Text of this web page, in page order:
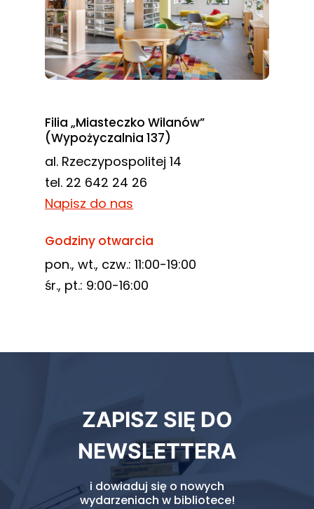
Filia „Miasteczko Wilanów”
(Wypożyczalnia 137)
al. Rzeczypospolitej 14
tel. 22 642 24 26
Napisz do nas
Godziny otwarcia
pon., wt., czw.: 11:00-19:00
śr., pt.: 9:00-16:00
biblioteki
ZAPISZ SIĘ DO
NEWSLETTERA
i dowiaduj się o nowych
wydarzeniach w bibliotece!